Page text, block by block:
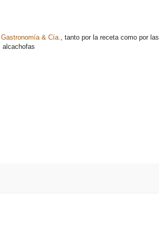
Gastronomía & Cía.
, tanto por la receta como por las
alcachofas